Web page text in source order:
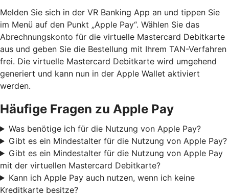
Melden Sie sich in der VR Banking App an und tippen Sie
im Menü auf den Punkt „Apple Pay“. Wählen Sie das
Abrechnungskonto für die virtuelle Mastercard Debitkarte
aus und geben Sie die Bestellung mit Ihrem TAN-Verfahren
frei. Die virtuelle Mastercard Debitkarte wird umgehend
generiert und kann nun in der Apple Wallet aktiviert
werden.
Häufige Fragen zu Apple Pay
Was benötige ich für die Nutzung von Apple Pay?
Gibt es ein Mindestalter für die Nutzung von Apple Pay?
Gibt es ein Mindestalter für die Nutzung von Apple Pay
mit der virtuellen Mastercard Debitkarte?
Kann ich Apple Pay auch nutzen, wenn ich keine
Kreditkarte besitze?